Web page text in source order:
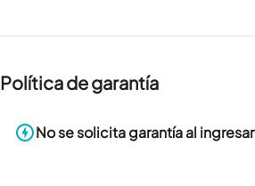
Política de garantía
No se solicita garantía al ingresar